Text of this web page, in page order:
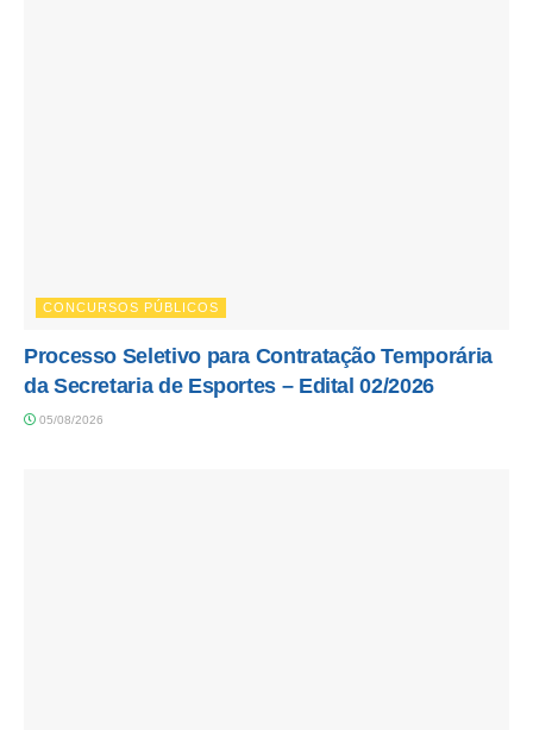
CONCURSOS PÚBLICOS
Processo Seletivo para Contratação Temporária
da Secretaria de Esportes – Edital 02/2026
05/08/2026